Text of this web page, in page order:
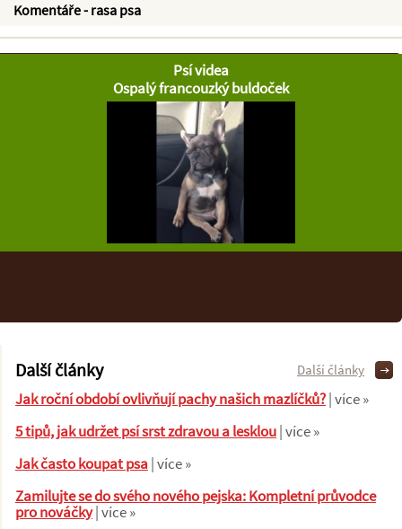
Komentáře - rasa psa
Psí videa
Ospalý francouzký buldoček
Další články
Jak roční období ovlivňují pachy našich mazlíčků?| více »
5 tipů, jak udržet psí srst zdravou a lesklou| více »
Jak často koupat psa| více »
Zamilujte se do svého nového pejska: Kompletní průvodce
pro nováčky| více »
Další články